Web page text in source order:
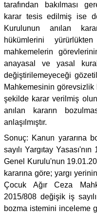
tarafından bakılması
karar tesis edilmiş ise
Kurulunun anılan
hükümlerini
mahkemelerin
anayasal ve yasal
değiştirilemeyeceği
Mahkemesinin görevsizlik
şekilde karar verilmiş
anılan kararın
anlaşılmıştır.
Sonuç: Kanun yararına
sayılı Yargıtay
Genel Kurulu'nun
kararına göre; yargı
Çocuk Ağır Ceza
2015/808 değişik iş
bozma istemini inceleme